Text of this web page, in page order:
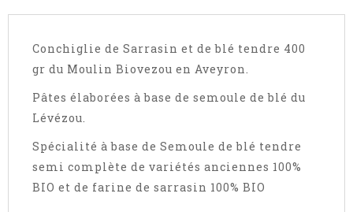
Conchiglie de Sarrasin et de blé tendre 400
gr du Moulin Biovezou en Aveyron.
Pâtes élaborées à base de semoule de blé du
Lévézou.
Spécialité à base de Semoule de blé tendre
semi complète de variétés anciennes 100%
BIO et de farine de sarrasin 100% BIO